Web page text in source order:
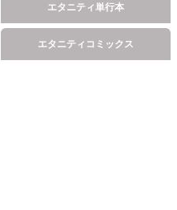
エタニティ単行本
エタニティコミックス